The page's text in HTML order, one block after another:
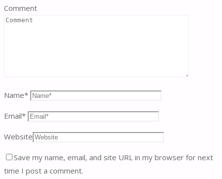
Comment
Name*
Email*
Website
Save my name, email, and site URL in my browser for next
time I post a comment.